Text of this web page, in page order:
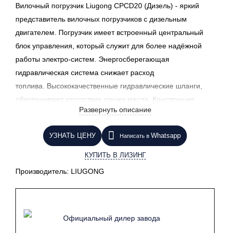
Вилочный погрузчик Liugong CPCD20 (Дизель) - яркий
представитель вилочных погрузчиков с дизельным
двигателем. Погрузчик имеет встроенный центральный
блок управления, который служит для более надёжной
работы электро-систем. Энергосберегающая
гидравлическая система снижает расход
топлива. Высококачественные гидравлические шланги,
обеспечивают отсутствие утечки масла. Конструкция
кабины с широким обзором повышает
производительность и безопасность.Более подробные
характеристики доступны в описании (ниже). Если Вам
интересен продукт, нажмите кнопку "узнать цену" и наш
Развернуть описание
УЗНАТЬ ЦЕНУ Написать в Whatsapp
КУПИТЬ В ЛИЗИНГ
Производитель: LIUGONG
Официальный дилер завода